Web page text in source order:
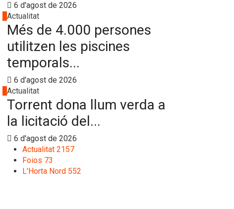
6 d'agost de 2026
Actualitat
Més de 4.000 persones
utilitzen les piscines
temporals...
6 d'agost de 2026
Actualitat
Torrent dona llum verda a
la licitació del...
6 d'agost de 2026
Actualitat 2157
Foios 73
L'Horta Nord 552